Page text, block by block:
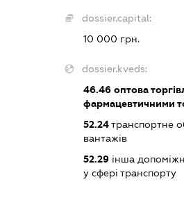
dossier.capital:
10 000 грн.
dossier.kveds:
46.46 оптова
фармацевтичними
52.24транспортне
вантажів
52.29 інша
у сфері транспорту